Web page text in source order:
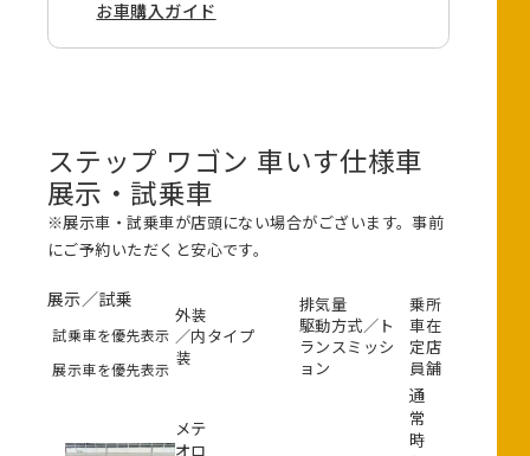
お車購入ガイド
ステップ ワゴン 車いす仕様車
展示・試乗車
※展示車・試乗車が店頭にない場合がございます。事前
にご予約いただくと安心です。
展示／試乗
試乗車を優先表示
展示車を優先表示
外装
／内
装
タイプ
排気量
駆動方式／ト
ランスミッシ
ョン
乗
車
定
員
所
在
店
舗
メテ
オロ
通
常
時